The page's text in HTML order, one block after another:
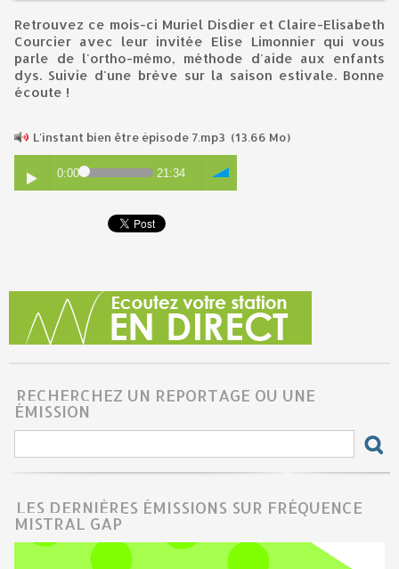
Retrouvez ce mois-ci Muriel Disdier et Claire-Elisabeth
Courcier avec leur invitée Elise Limonnier qui vous
parle de l'ortho-mémo, méthode d'aide aux enfants
dys. Suivie d'une brève sur la saison estivale. Bonne
écoute !
L'instant bien être épisode 7.mp3 (13.66 Mo)
0:00 21:34
RECHERCHEZ UN REPORTAGE OU UNE
ÉMISSION
LES DERNIÈRES ÉMISSIONS SUR FRÉQUENCE
MISTRAL GAP